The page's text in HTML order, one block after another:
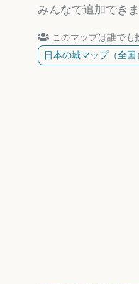
みんなで追加できま
このマップは誰で
日本の城マップ（全